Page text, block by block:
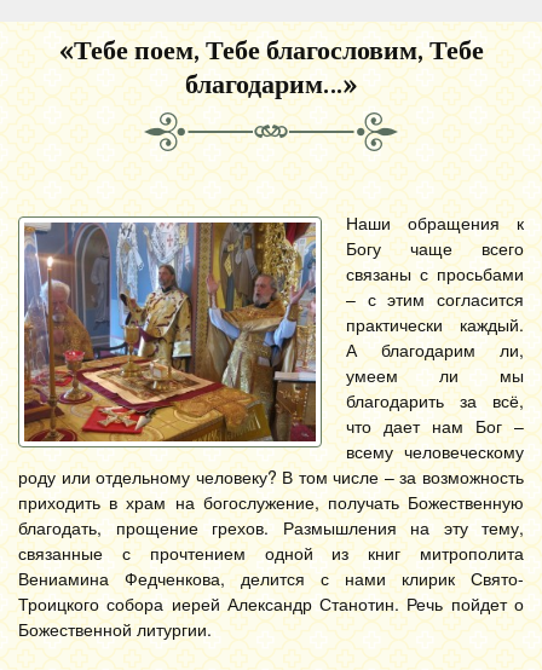
«Тебе поем, Тебе благословим, Тебе
благодарим…»
Наши обращения к
Богу чаще всего
связаны с просьбами
– с этим согласится
практически каждый.
А благодарим ли,
умеем ли мы
благодарить за всё,
что дает нам Бог –
всему человеческому
роду или отдельному человеку? В том числе – за возможность
приходить в храм на богослужение, получать Божественную
благодать, прощение грехов. Размышления на эту тему,
связанные с прочтением одной из книг митрополита
Вениамина Федченкова, делится с нами клирик Свято-
Троицкого собора иерей Александр Станотин. Речь пойдет о
Божественной литургии.